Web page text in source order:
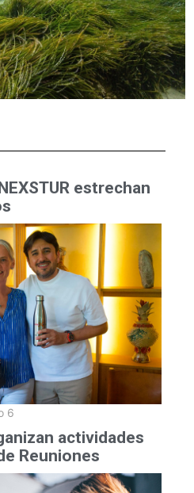
estrechan
6
actividades
Reuniones